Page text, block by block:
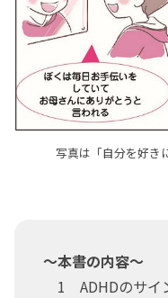
写真は「自分を好き
～本書の内容～
1 ADHDのサイ